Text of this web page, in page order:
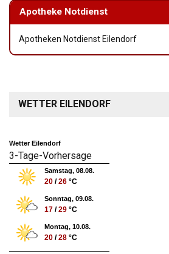
Apotheke Notdienst
Apotheken Notdienst Eilendorf
WETTER EILENDORF
Wetter Eilendorf
3-Tage-Vorhersage
Samstag, 08.08.
20 /26 °C
Sonntag, 09.08.
17 /29 °C
Montag, 10.08.
20 /28 °C